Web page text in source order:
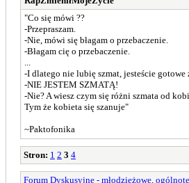
"Co się mówi ??
-Przepraszam.
-Nie, mówi się błagam o przebaczenie.
-Błagam cię o przebaczenie.
-I dlatego nie lubię szmat, jesteście gotowe
-NIE JESTEM SZMATĄ!
-Nie? A wiesz czym się różni szmata od
Tym że kobieta się szanuje"
~Paktofonika
Stron: 1 2 3 4
Forum Dyskusyjne - młodzieżowe,